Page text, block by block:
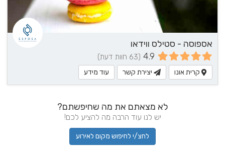
אספוסה - סטילס ווידאו
4.9 (63 חוות דעת)
קרית אונו יצירת קשר עוד מידע
לא מצאתם את מה שחיפשתם?
יש לנו עוד הרבה מה להציע לכם!
לחצ/י לחיפוש מקום לאירוע